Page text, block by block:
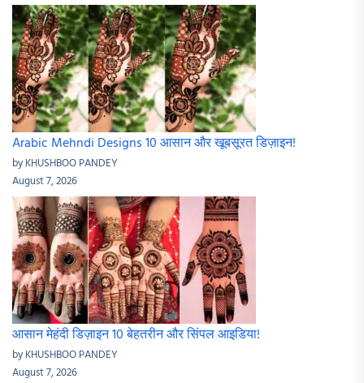
Arabic Mehndi Designs 10 आसान और खूबसूरत डिज़ाइन!
by KHUSHBOO PANDEY
August 7, 2026
आसान मेहंदी डिज़ाइन 10 बेहतरीन और सिंपल आइडिया!
by KHUSHBOO PANDEY
August 7, 2026